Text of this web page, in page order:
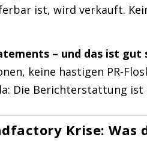
ist, wird verkauft.
– und das ist gut
keine hastigen PR-
Die Berichterstattung
Krise: Was